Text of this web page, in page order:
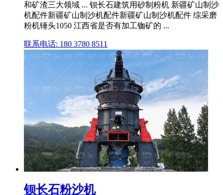
和矿渣三大领域 ... 钡长石建筑用砂制粉机 新疆矿山制沙
机配件新疆矿山制沙机配件新疆矿山制沙机配件 综采磨
粉机锤头1050 江西省是否有加工铷矿的 ...
联系电话: 180 3780 8511
钡长石粉沙机